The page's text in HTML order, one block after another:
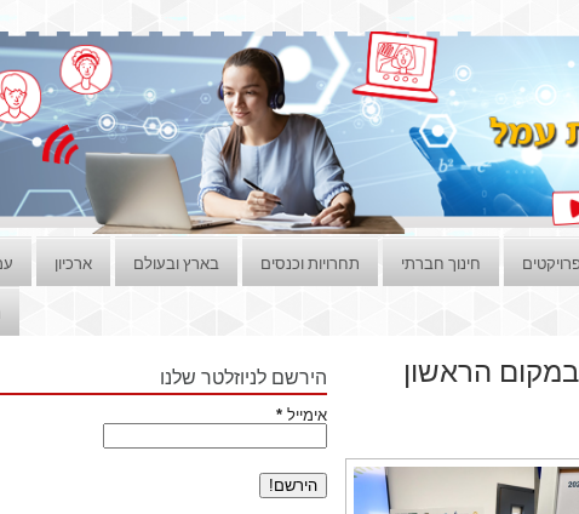
ארכיון בארץ ובעולם תחרויות וכנסים חינוך חברתי
הראשון הירשם לניוזלטר שלנו
אימייל *